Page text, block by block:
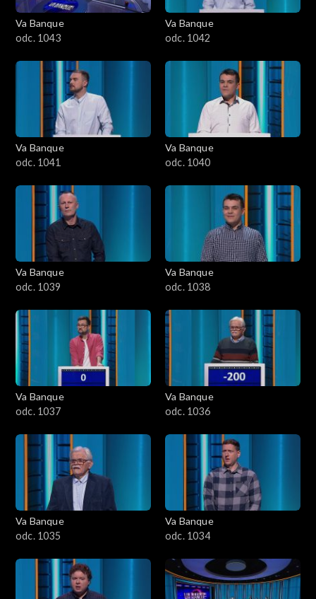
Va Banque
odc. 1043
Va Banque
odc. 1042
Va Banque
odc. 1041
Va Banque
odc. 1040
Va Banque
odc. 1039
Va Banque
odc. 1038
Va Banque
odc. 1037
Va Banque
odc. 1036
Va Banque
odc. 1035
Va Banque
odc. 1034